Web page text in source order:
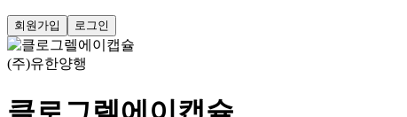
회원가입 로그인
(주)유한양행